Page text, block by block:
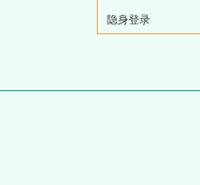
隐身登录